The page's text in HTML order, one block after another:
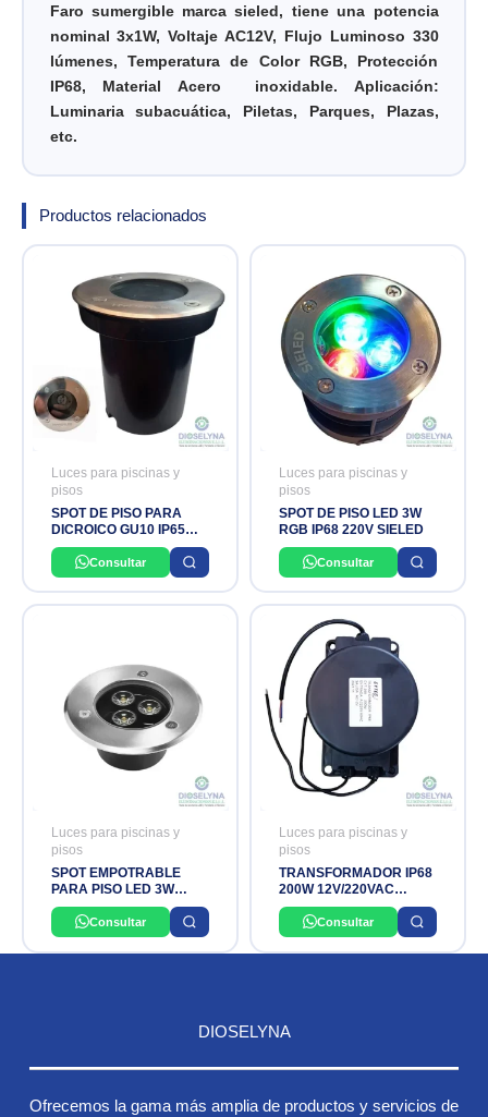
Faro sumergible marca sieled, tiene una potencia
nominal 3x1W, Voltaje AC12V, Flujo Luminoso 330
lúmenes, Temperatura de Color RGB, Protección
IP68, Material Acero inoxidable. Aplicación:
Luminaria subacuática, Piletas, Parques, Plazas,
etc.
Productos relacionados
Luces para piscinas y
pisos
SPOT DE PISO PARA
DICROICO GU10 IP65
AC85-265V 50/60HZ
HYPERLED
Consultar
Luces para piscinas y
pisos
SPOT DE PISO LED 3W
RGB IP68 220V SIELED
Consultar
Luces para piscinas y
pisos
SPOT EMPOTRABLE
PARA PISO LED 3W
3000K PLATEADO
OSLERConsultar
Luces para piscinas y
pisos
TRANSFORMADOR IP68
200W 12V/220VAC
SUMERGIBLE PISCINAS
LED CYTEC
Consultar
DIOSELYNA
Ofrecemos la gama más amplia de productos y servicios de